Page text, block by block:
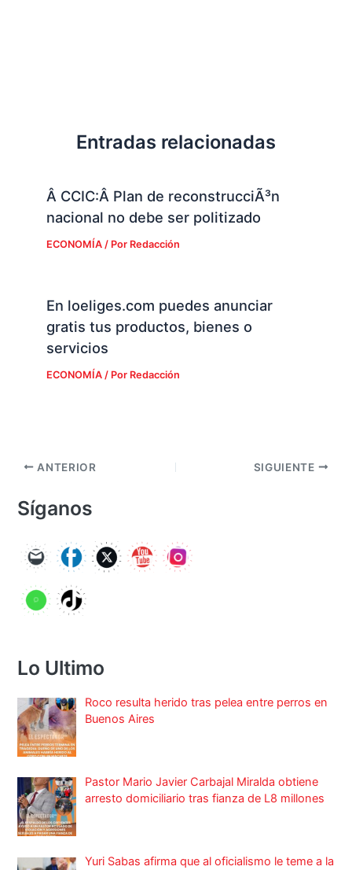
Entradas relacionadas
Â CCIC:Â Plan de reconstrucciÃ³n
nacional no debe ser politizado
ECONOMÍA/ Por Redacción
En loeliges.com puedes anunciar
gratis tus productos, bienes o
servicios
ECONOMÍA/ Por Redacción
ANTERIOR SIGUIENTE
Síganos
Lo Ultimo
Roco resulta herido tras pelea entre perros en
Buenos Aires
Pastor Mario Javier Carbajal Miralda obtiene
arresto domiciliario tras fianza de L8 millones
Yuri Sabas afirma que al oficialismo le teme a la